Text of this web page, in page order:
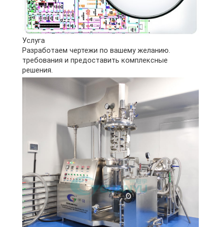
Услуга
Разработаем чертежи по вашему желанию.
требования и предоставить комплексные
решения.